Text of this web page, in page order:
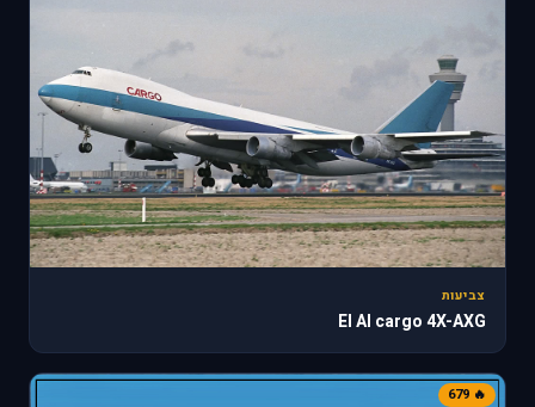
צביעות
El Al cargo 4X-AXG
🔥 679